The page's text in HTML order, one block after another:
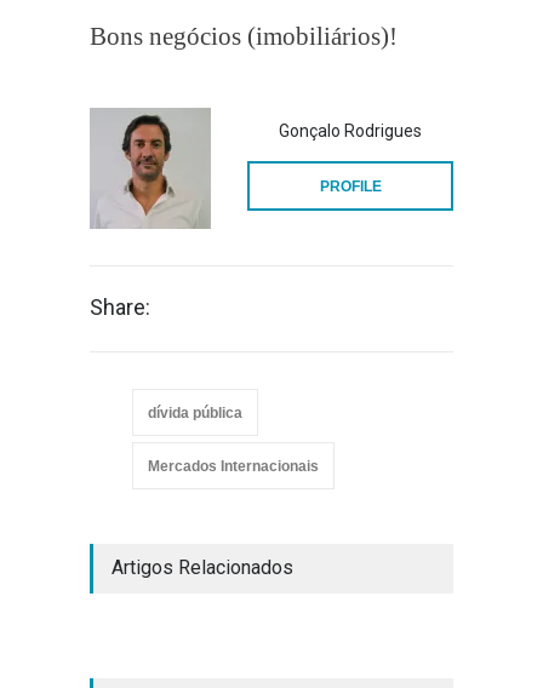
Bons negócios (imobiliários)!
Gonçalo Rodrigues
PROFILE
Share:
dívida pública
Mercados Internacionais
Artigos Relacionados